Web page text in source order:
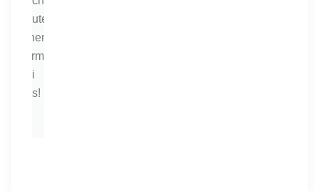
heute
einen
Termin
bei
uns!